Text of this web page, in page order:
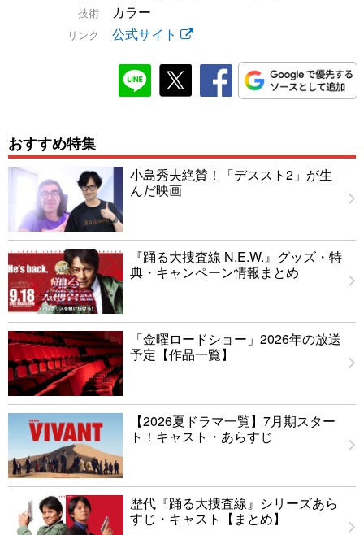
技術 カラー
リンク 公式サイト
おすすめ特集
小島秀夫絶賛！「デススト2」が生
んだ映画
『踊る大捜査線 N.E.W.』グッズ・特
典・キャンペーン情報まとめ
「金曜ロードショー」2026年の放送
予定【作品一覧】
【2026夏ドラマ一覧】7月期スター
ト！キャスト・あらすじ
歴代『踊る大捜査線』シリーズあら
すじ・キャスト【まとめ】